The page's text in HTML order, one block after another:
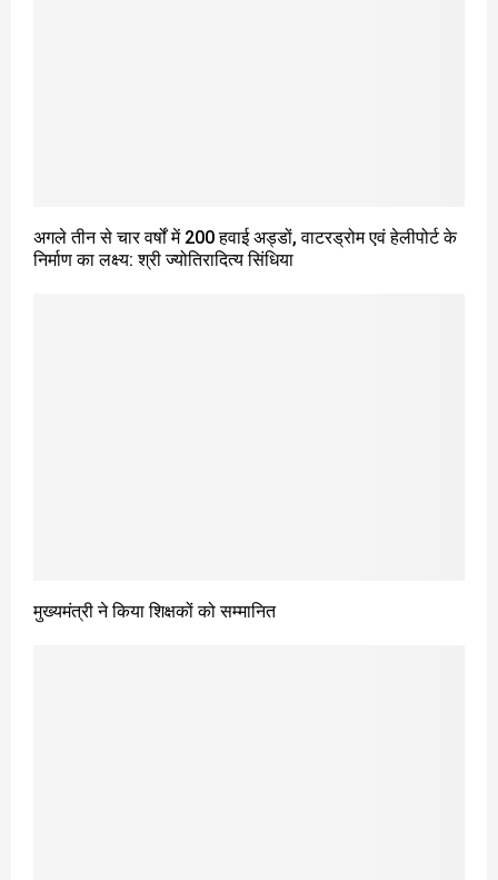
अगले तीन से चार वर्षों में 200 हवाई अड्डों, वाटरड्रोम एवं हेलीपोर्ट के
निर्माण का लक्ष्य: श्री ज्योतिरादित्य सिंधिया
मुख्यमंत्री ने किया शिक्षकों को सम्मानित